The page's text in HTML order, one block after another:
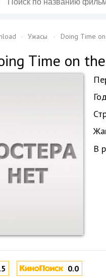
Ужасы Doing Time
Time on
В
0.0